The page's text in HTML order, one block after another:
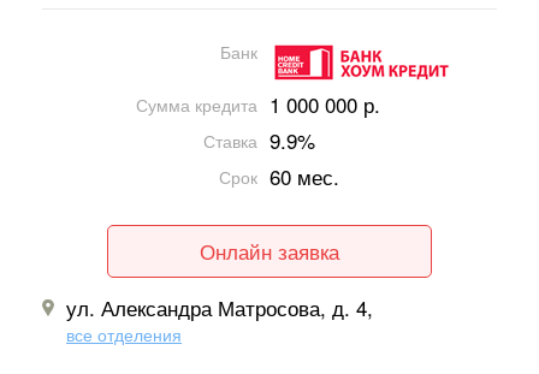
Банк
Сумма кредита 1 000 000 р.
Ставка 9.9%
Срок 60 мес.
Онлайн заявка
ул. Александра Матросова, д. 4,
все отделения